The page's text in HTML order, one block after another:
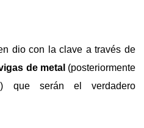
dio con la clave a través de
de metal (posteriormente
que serán el verdadero